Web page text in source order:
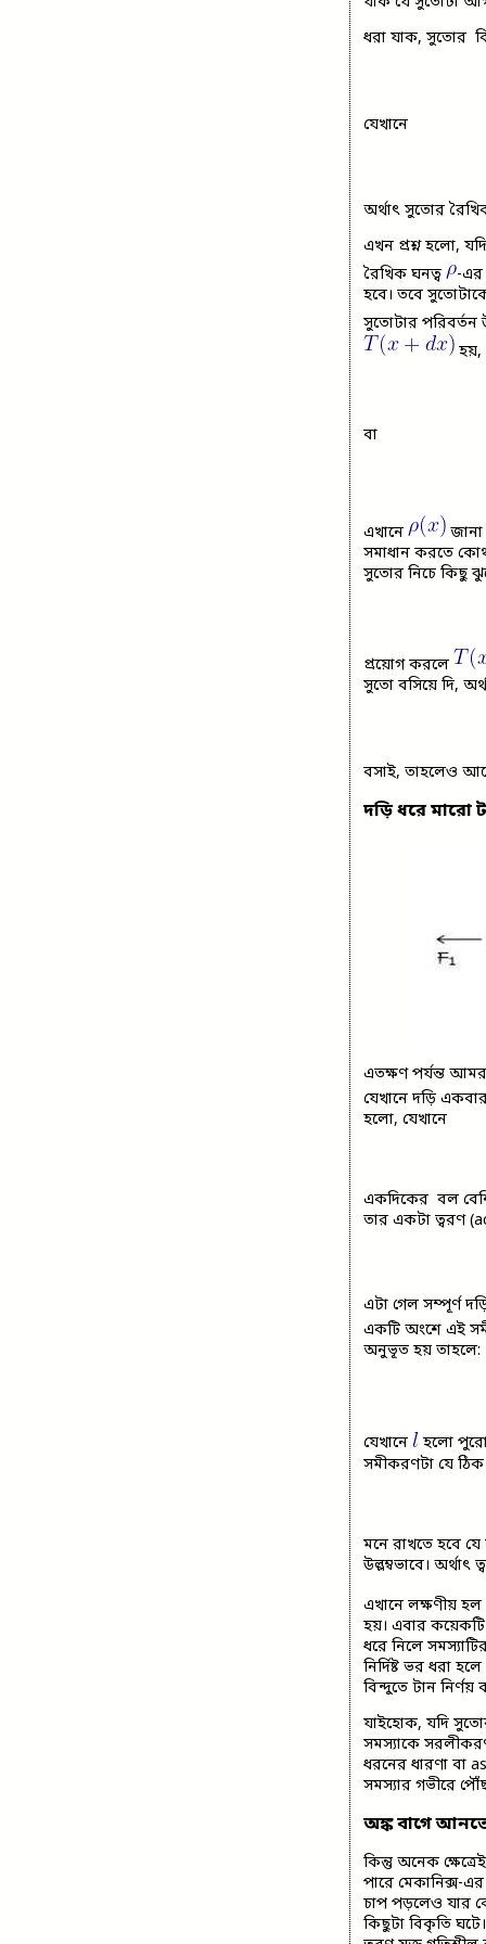
ধরা যাক, সুতোর
যেখানে
অর্থাৎ সুতোর
এখন প্রশ্ন হলো,
রৈখিক ঘনত্ব
-এর
হবে। তবে
সুতোটার পরিবর্তন
হয়,
বা
এখানে
সমাধান করতে
সুতোর নিচে কিছু
প্রয়োগ করলে
সুতো বসিয়ে দি,
বসাই, তাহলেও
দড়ি ধরে মারো
এতক্ষণ পর্যন্ত
যেখানে দড়ি
হলো, যেখানে
একদিকের বল বেশি
তার একটা ত্বরণ
এটা গেল সম্পূর্ণ
একটি অংশে এই
অনুভূত হয় তাহলে:
যেখানে
হলো পুরো
সমীকরণটা যে ঠিক
মনে রাখতে হবে
উল্লম্বভাবে।
এখানে লক্ষণীয় হল
হয়। এবার
ধরে নিলে
নির্দিষ্ট ভর ধরা
বিন্দুতে টান
যাইহোক, যদি
সমস্যাকে
ধরনের ধারণা বা
সমস্যার গভীরে
অঙ্ক বাগে
কিন্তু অনেক
পারে মেকানিক্স-
চাপ পড়লেও যার
কিছুটা বিকৃতি